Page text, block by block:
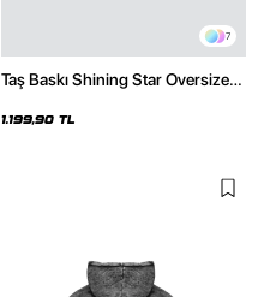
7
Taş Baskı Shining Star Oversize
1.199,90 TL